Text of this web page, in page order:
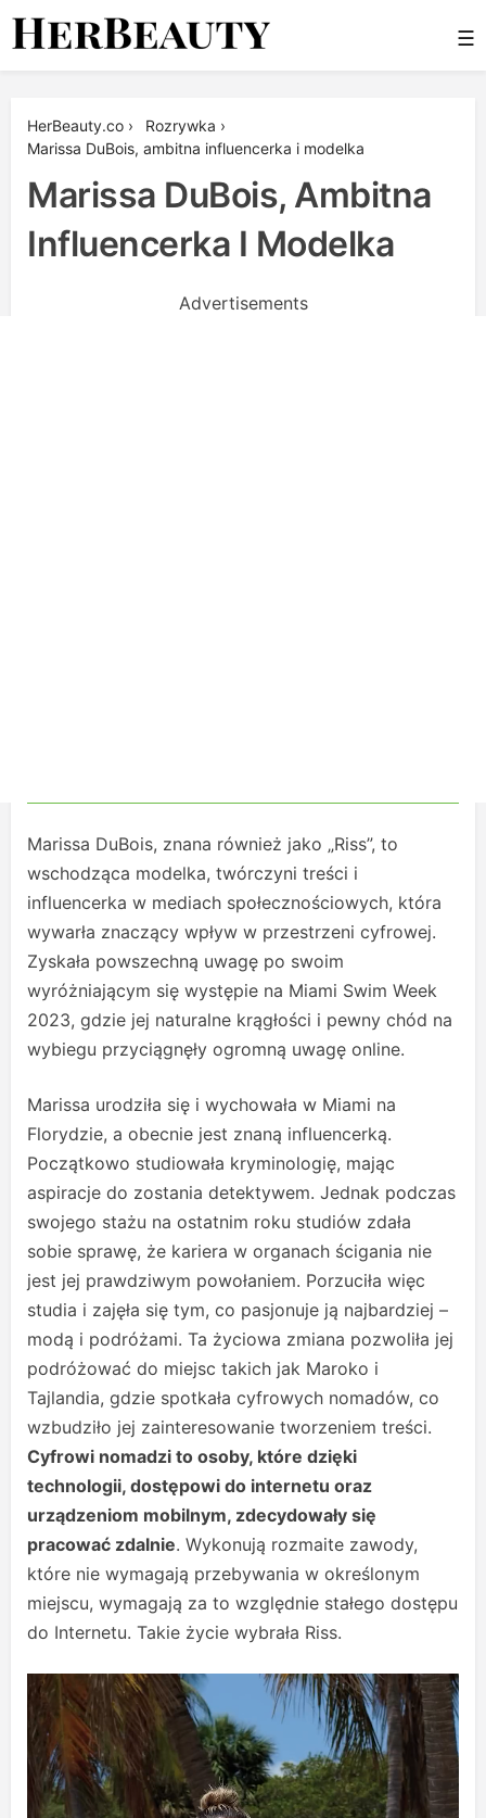
Skip
☰
HerBeauty.co › Rozrywka ›
Marissa DuBois, ambitna influencerka i modelka
Marissa DuBois, Ambitna
Influencerka I Modelka
Advertisements
Marissa DuBois, znana również jako „Riss”, to
wschodząca modelka, twórczyni treści i
influencerka w mediach społecznościowych, która
wywarła znaczący wpływ w przestrzeni cyfrowej.
Zyskała powszechną uwagę po swoim
wyróżniającym się występie na Miami Swim Week
2023, gdzie jej naturalne krągłości i pewny chód na
wybiegu przyciągnęły ogromną uwagę online.
Marissa urodziła się i wychowała w Miami na
Florydzie, a obecnie jest znaną influencerką.
Początkowo studiowała kryminologię, mając
aspiracje do zostania detektywem. Jednak podczas
swojego stażu na ostatnim roku studiów zdała
sobie sprawę, że kariera w organach ścigania nie
jest jej prawdziwym powołaniem. Porzuciła więc
studia i zajęła się tym, co pasjonuje ją najbardziej –
modą i podróżami. Ta życiowa zmiana pozwoliła jej
podróżować do miejsc takich jak Maroko i
Tajlandia, gdzie spotkała cyfrowych nomadów, co
wzbudziło jej zainteresowanie tworzeniem treści.
Cyfrowi nomadzi to osoby, które dzięki
technologii, dostępowi do internetu oraz
urządzeniom mobilnym, zdecydowały się
pracować zdalnie. Wykonują rozmaite zawody,
które nie wymagają przebywania w określonym
miejscu, wymagają za to względnie stałego dostępu
do Internetu. Takie życie wybrała Riss.